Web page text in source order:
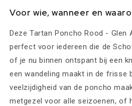
Voor wie, wanneer en
Deze Tartan Poncho Rood - Glen
perfect voor iedereen die de
of je nu binnen ontspant bij een
een wandeling maakt in de frisse
veelzijdigheid van de poncho
metgezel voor alle seizoenen, of